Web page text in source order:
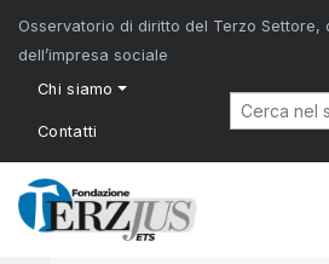
Osservatorio di diritto del Terzo Settore,
dell’impresa sociale
Chi siamo
Contatti